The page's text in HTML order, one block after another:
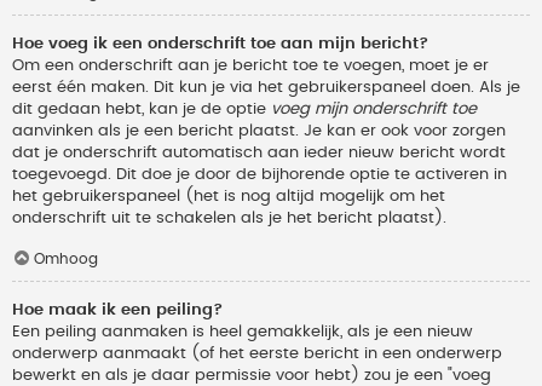
Hoe voeg ik een onderschrift toe aan mijn bericht?
Om een onderschrift aan je bericht toe te voegen, moet je er
eerst één maken. Dit kun je via het gebruikerspaneel doen. Als je
dit gedaan hebt, kan je de optie voeg mijn onderschrift toe
aanvinken als je een bericht plaatst. Je kan er ook voor zorgen
dat je onderschrift automatisch aan ieder nieuw bericht wordt
toegevoegd. Dit doe je door de bijhorende optie te activeren in
het gebruikerspaneel (het is nog altijd mogelijk om het
onderschrift uit te schakelen als je het bericht plaatst).
Omhoog
Hoe maak ik een peiling?
Een peiling aanmaken is heel gemakkelijk, als je een nieuw
onderwerp aanmaakt (of het eerste bericht in een onderwerp
bewerkt en als je daar permissie voor hebt) zou je een "voeg